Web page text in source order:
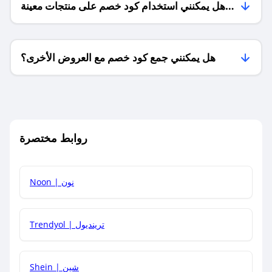
هل يمكنني استخدام كود خصم على منتجات معينة
فقط؟
هل يمكنني جمع كود خصم مع العروض الأخرى؟
كم مدة صلاحية كود الخصم؟
روابط مختصرة
Noon | نون
Trendyol | ترينديول
Shein | شين